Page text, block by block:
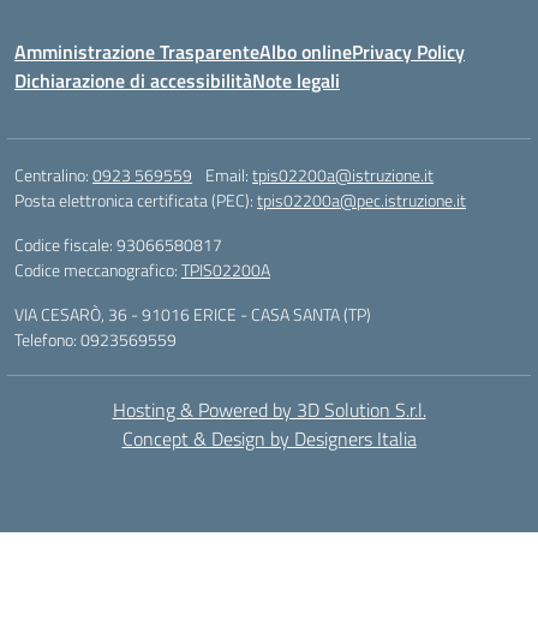
Amministrazione TrasparenteAlbo onlinePrivacy Policy
Dichiarazione di accessibilitàNote legali
Centralino:0923 569559 Email:tpis02200a@istruzione.it
Posta elettronica certificata (PEC):tpis02200a@pec.istruzione.it
Codice fiscale: 93066580817
Codice meccanografico:TPIS02200A
VIA CESARÒ, 36 - 91016 ERICE - CASA SANTA (TP)
Telefono: 0923569559
Hosting & Powered by 3D Solution S.r.l.
Concept & Design by Designers Italia